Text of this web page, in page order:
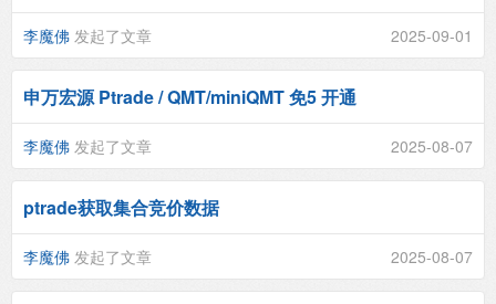
李魔佛 发起了文章 2025-09-01
申万宏源 Ptrade / QMT/miniQMT 免5 开通
李魔佛 发起了文章 2025-08-07
ptrade获取集合竞价数据
李魔佛 发起了文章 2025-08-07